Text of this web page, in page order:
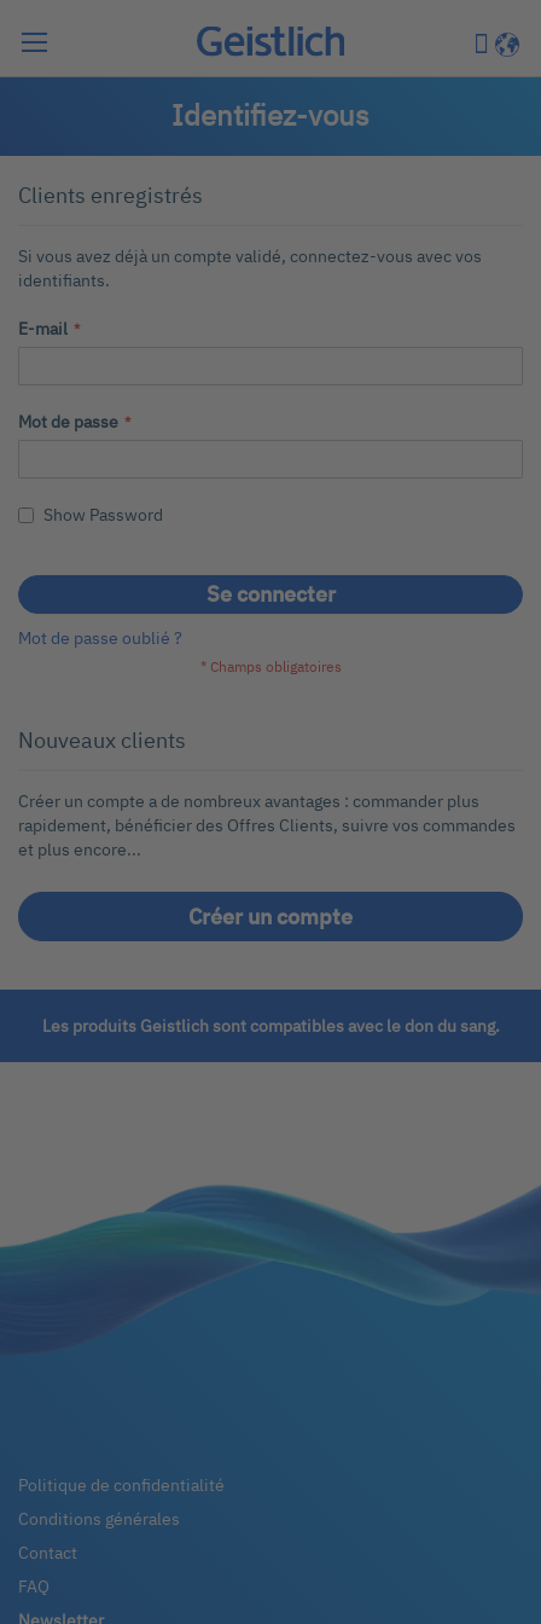
Mon
Identifiez-vous
Clients enregistrés
Si vous avez déjà un compte validé, connectez-vous avec vos
identifiants.
E-mail
Mot de passe
Show Password
Se connecter
Mot de passe oublié ?
Nouveaux clients
Créer un compte a de nombreux avantages : commander plus
rapidement, bénéficier des Offres Clients, suivre vos commandes
et plus encore...
Créer un compte
Les produits Geistlich sont compatibles avec le don du sang.
Politique de confidentialité
Conditions générales
Contact
FAQ